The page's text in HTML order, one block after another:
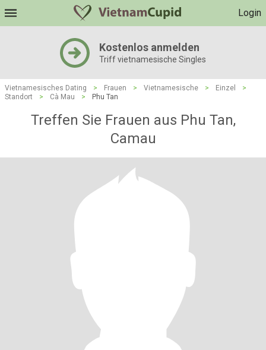
Login
Kostenlos anmelden
Triff vietnamesische Singles
Vietnamesisches Dating > Frauen > Vietnamesische > Einzel
>
Standort
> Cà Mau > Phu Tan
Treffen Sie Frauen aus Phu Tan,
Camau